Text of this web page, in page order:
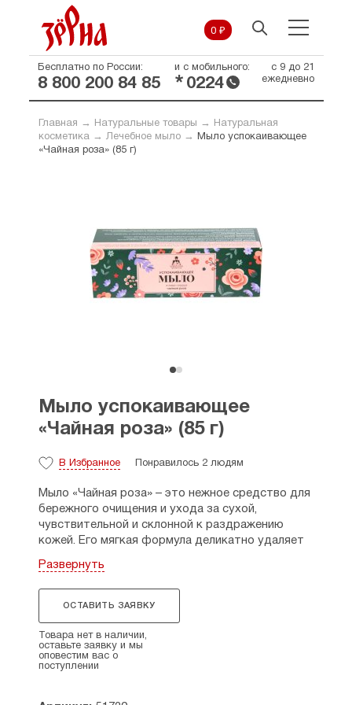
0 ₽
Бесплатно по России:
8 800 200 84 85
и с мобильного:
* 0224
с 9 до 21
ежедневно
Главная → Натуральные товары →
Натуральная
косметика→ Лечебное мыло→
Мыло успокаивающее
«Чайная роза» (85 г)
Мыло успокаивающее
«Чайная роза» (85 г)
В Избранное Понравилось 2 людям
Мыло «Чайная роза» – это нежное средство для
бережного очищения и ухода за сухой,
чувствительной и склонной к раздражению
кожей. Его мягкая формула деликатно удаляет
компонентами. Настой розы в составе мыла
обладает мощными увлажняющими и
противовоспалительными свойствами: он
успокаивает, снимает покраснения, уменьшает
шелушение и способствует естественному
обновлению клеток. Кокосовое масло глубоко
питает и восстанавливает защитный барьер
Развернуть
ОСТАВИТЬ ЗАЯВКУ
Товара нет в наличии,
оставьте заявку и мы
оповестим вас о
поступлении